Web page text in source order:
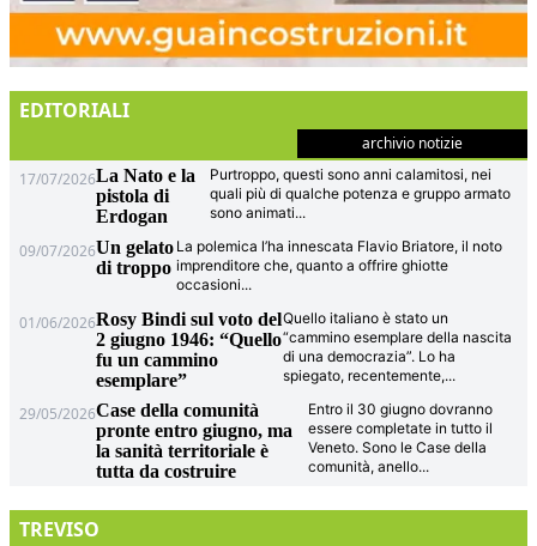
EDITORIALI
archivio notizie
17/07/2026La Nato e la
pistola di
Erdogan
Purtroppo, questi sono anni calamitosi, nei
quali più di qualche potenza e gruppo armato
sono animati...
09/07/2026Un gelato
di troppo
La polemica l’ha innescata Flavio Briatore, il noto
imprenditore che, quanto a offrire ghiotte
occasioni...
01/06/2026Rosy Bindi sul voto del
2 giugno 1946: “Quello
fu un cammino
esemplare”
Quello italiano è stato un
“cammino esemplare della nascita
di una democrazia”. Lo ha
spiegato, recentemente,...
29/05/2026Case della comunità
pronte entro giugno, ma
la sanità territoriale è
tutta da costruire
Entro il 30 giugno dovranno
essere completate in tutto il
Veneto. Sono le Case della
comunità, anello...
TREVISO